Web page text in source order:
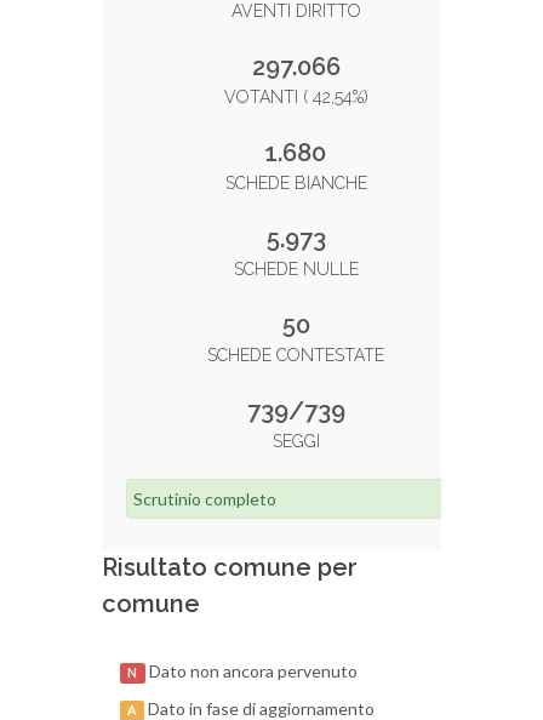
AVENTI DIRITTO
297.066
VOTANTI ( 42,54%)
1.680
SCHEDE BIANCHE
5.973
SCHEDE NULLE
50
SCHEDE CONTESTATE
739/739
SEGGI
Scrutinio completo
Risultato comune per
comune
N Dato non ancora pervenuto
A Dato in fase di aggiornamento